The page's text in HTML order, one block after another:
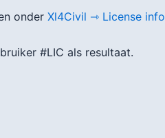
onder Xl4Civil ⇾ License info
#LIC als resultaat.